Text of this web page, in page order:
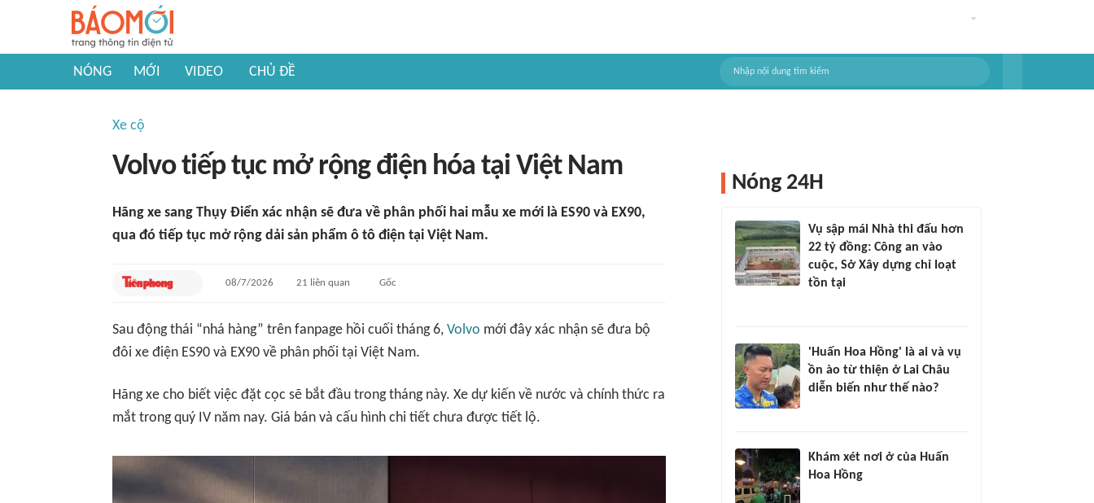
NÓNG MỚI VIDEO CHỦ ĐỀ
Xe cộ
Volvo tiếp tục mở rộng điện hóa tại Việt Nam
Hãng xe sang Thụy Điển xác nhận sẽ đưa về phân phối hai mẫu xe mới là ES90 và EX90,
qua đó tiếp tục mở rộng dải sản phẩm ô tô điện tại Việt Nam.
08/7/2026 21 liên quan Gốc
Sau động thái “nhá hàng” trên fanpage hồi cuối tháng 6, Volvo mới đây xác nhận sẽ đưa bộ
đôi xe điện ES90 và EX90 về phân phối tại Việt Nam.
Hãng xe cho biết việc đặt cọc sẽ bắt đầu trong tháng này. Xe dự kiến về nước và chính thức ra
mắt trong quý IV năm nay. Giá bán và cấu hình chi tiết chưa được tiết lộ.
Nóng 24H
Vụ sập mái Nhà thi đấu hơn
22 tỷ đồng: Công an vào
cuộc, Sở Xây dựng chỉ loạt
tồn tại
'Huấn Hoa Hồng' là ai và vụ
ồn ào từ thiện ở Lai Châu
diễn biến như thế nào?
Khám xét nơi ở của Huấn
Hoa Hồng